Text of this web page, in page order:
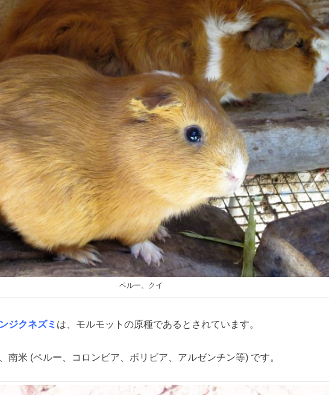
ペルー、クイ
ジクネズミ は、モルモットの原種であるとされています。
南米 (ペルー、コロンビア、ボリビア、アルゼンチン等) です。